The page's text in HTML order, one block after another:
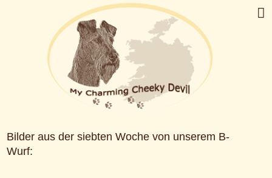
Bilder aus der siebten Woche von unserem B-
Wurf: